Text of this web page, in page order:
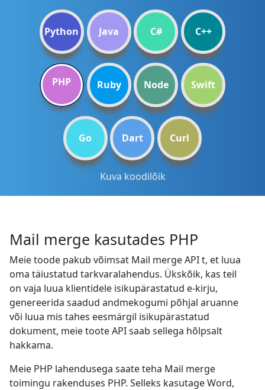
Python Java C# C++
PHP Ruby Node Swift
Go Dart Curl
Kuva koodilõik
Mail merge kasutades PHP
Meie toode pakub võimsat Mail merge API t, et luua
oma täiustatud tarkvaralahendus. Ükskõik, kas teil
on vaja luua klientidele isikupärastatud e-kirju,
genereerida saadud andmekogumi põhjal aruanne
või luua mis tahes eesmärgil isikupärastatud
dokument, meie toote API saab sellega hõlpsalt
hakkama.
Meie PHP lahendusega saate teha Mail merge
toimingu rakenduses PHP. Selleks kasutage Word,